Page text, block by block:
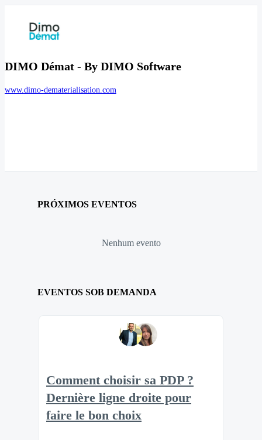
DIMO Démat - By DIMO Software
www.dimo-dematerialisation.com
PRÓXIMOS EVENTOS
Nenhum evento
EVENTOS SOB DEMANDA
Comment choisir sa PDP ?
Dernière ligne droite pour
faire le bon choix